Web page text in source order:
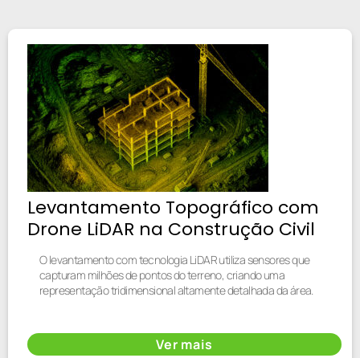
Levantamento Topográfico com
Drone LiDAR na Construção Civil
O levantamento com tecnologia LiDAR utiliza sensores que
capturam milhões de pontos do terreno, criando uma
representação tridimensional altamente detalhada da área.
Ver mais